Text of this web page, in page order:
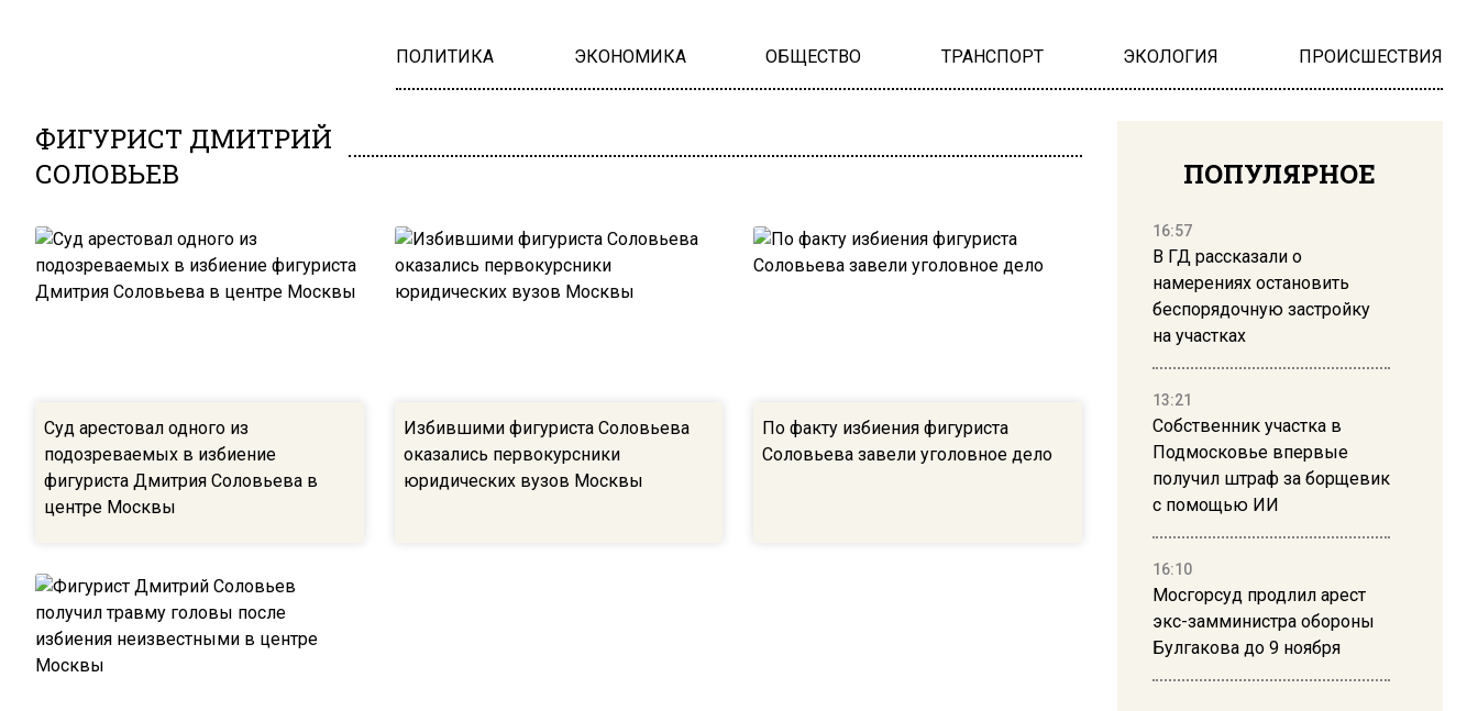
ПОЛИТИКА ЭКОНОМИКА ОБЩЕСТВО ТРАНСПОРТ ЭКОЛОГИЯ ПРОИСШЕСТВИЯ
ФИГУРИСТ ДМИТРИЙ
СОЛОВЬЕВ
Суд арестовал одного из
подозреваемых в избиение
фигуриста Дмитрия Соловьева в
центре Москвы
Избившими фигуриста Соловьева
оказались первокурсники
юридических вузов Москвы
По факту избиения фигуриста
Соловьева завели уголовное дело
ПОПУЛЯРНОЕ
16:57
В ГД рассказали о
намерениях остановить
беспорядочную застройку
на участках
13:21
Собственник участка в
Подмосковье впервые
получил штраф за борщевик
с помощью ИИ
16:10
Мосгорсуд продлил арест
экс-замминистра обороны
Булгакова до 9 ноября